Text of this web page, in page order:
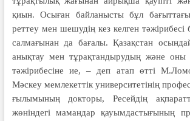
қиын. Осыған байланысты бұл
реттеу мен шешудің кез келген тәжірибесі
салмағынан да бағалы. Қазақстан
анықтау мен тұрақтандырудың және оны
тәжірибесіне ие, – деп атап өтті
Мәскеу мемлекеттік университетінің
ғылымының докторы, Ресейдің
жөніндегі мамандар қауымдастығының